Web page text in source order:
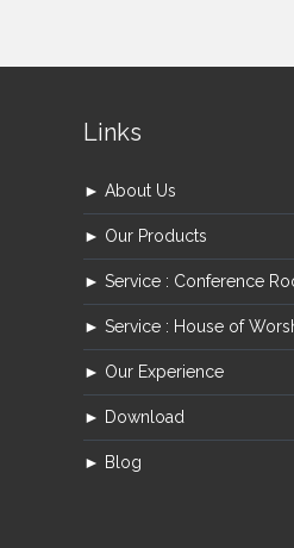
Links
► About Us
► Our Products
► Service : Conference
► Service : House of
► Our Experience
► Download
► Blog